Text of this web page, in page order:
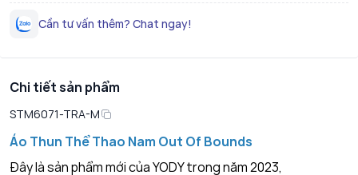
Cần tư vấn thêm? Chat ngay!
Chi tiết sản phẩm
STM6071-TRA-M
Áo Thun Thể Thao Nam Out Of Bounds
Đây là sản phẩm mới của YODY trong năm 2023,